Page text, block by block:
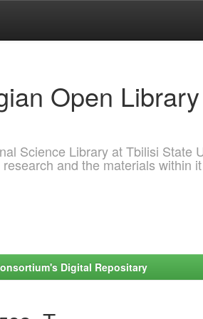
Open
Science Library at Tbilisi State
and the materials within
Digital Repositary